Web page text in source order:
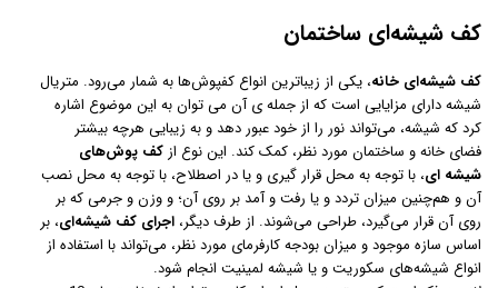
کف شیشه‌ای ساختمان
کف شیشه‌ای خانه، یکی از زیباترین انواع کفپوش‌ها به شمار می‌رود. متریال
شیشه دارای مزایایی است که از جمله ی آن می توان به این موضوع اشاره
کرد که شیشه، می‌تواند نور را از خود عبور دهد و به زیبایی هرچه بیشتر
فضای خانه و ساختمان مورد نظر، کمک کند. این نوع ازکف پوش‌های
شیشه ای، با توجه به محل قرار گیری و یا در اصطلاح، با توجه به محل نصب
آن و هم‌چنین میزان تردد و یا رفت و آمد بر روی آن؛ و وزن و جرمی که بر
روی آن قرار می‌گیرد، طراحی می‌شوند. از طرف دیگر، اجرای کف شیشه‌ای، بر
اساس سازه موجود و میزان بودجه کارفرمای مورد نظر، می‌تواند با استفاده از
انواع شیشه‌های سکوریت و یا شیشه لمینیت انجام شود.